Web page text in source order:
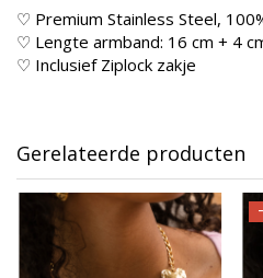
♡ Premium Stainless Steel,
♡ Lengte armband: 16 cm + 4
♡ Inclusief Ziplock zakje
Gerelateerde producten